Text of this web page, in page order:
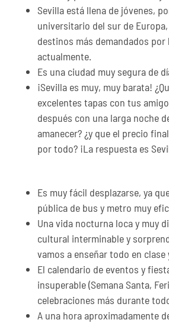
Sevilla está llena de jóvenes,
universitario del sur de
destinos más demandados por
actualmente.
Es una ciudad muy segura de
¡Sevilla es muy, muy barata!
excelentes tapas con tus
después con una larga noche
amanecer? ¿y que el precio
por todo? ¡La respuesta es
Es muy fácil desplazarse, ya
pública de bus y metro muy
Una vida nocturna loca y muy
cultural interminable y
vamos a enseñar todo en clase
El calendario de eventos y
insuperable (Semana Santa,
celebraciones más durante
A una hora aproximadamente